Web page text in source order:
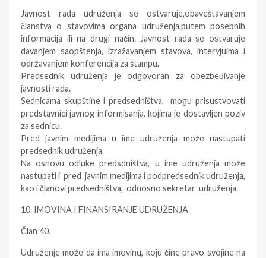
Javnost rada udruženja se ostvaruje,obaveštavanjem
članstva o stavovima organa udruženja,putem posebnih
informacija ili na drugi način. Javnost rada se ostvaruje
davanjem saopštenja, izražavanjem stavova, intervjuima i
održavanjem konferencija za štampu.
Predsednik udruženja je odgovoran za obezbeđivanje
javnosti rada.
Sednicama skupštine i predsedništva, mogu prisustvovati
predstavnici javnog informisanja, kojima je dostavljen poziv
za sednicu.
Pred javnim medijima u ime udruženja može nastupati
predsednik udruženja.
Na osnovu odluke predsdništva, u ime udruženja može
nastupati i pred javnim medijima i podpredsednik udruženja,
kao i članovi predsedništva, odnosno sekretar udruženja.
10. IMOVINA I FINANSIRANJE UDRUŽENJA
Član 40.
Udruženje može da ima imovinu, koju čine pravo svojine na